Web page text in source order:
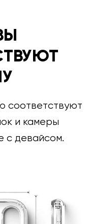
соответствуют
и камеры
с девайсом.